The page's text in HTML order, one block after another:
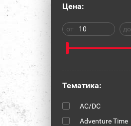
Цена:
от до
Тематика:
AC/DC
Adventure Time